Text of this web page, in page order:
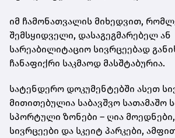
იმ ჩამონათვალის მიხედვით,
შემსყიდველი, დასაგეგმარებელ ან
სარეაბილიტაციო სივრცეებად
ჩანაფიქრი საკმაოდ მასშტაბურია.
სატენდერო დოკუმენტებში ასეთ
მითითებულია საბავშვო სათამაშო
სპორტული ზონები – ღია
სივრცეები და სკეიტ პარკები,